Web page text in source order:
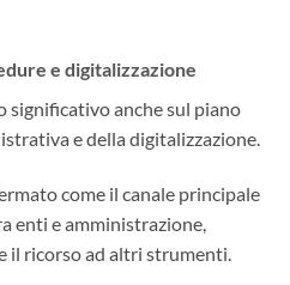
e digitalizzazione
significativo anche sul piano
e della digitalizzazione.
come il canale principale
enti e amministrazione,
il ricorso ad altri strumenti.